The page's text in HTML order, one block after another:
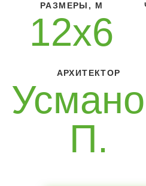
РАЗМЕРЫ, М
12х6
АРХИТЕКТОР
П.